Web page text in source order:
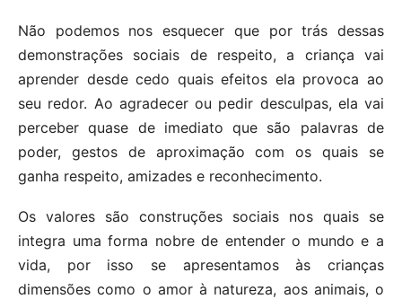
Não podemos nos esquecer que por trás dessas
demonstrações sociais de respeito, a criança vai
aprender desde cedo quais efeitos ela provoca ao
seu redor. Ao agradecer ou pedir desculpas, ela vai
perceber quase de imediato que são palavras de
poder, gestos de aproximação com os quais se
ganha respeito, amizades e reconhecimento.
Os valores são construções sociais nos quais se
integra uma forma nobre de entender o mundo e a
vida, por isso se apresentamos às crianças
dimensões como o amor à natureza, aos animais, o